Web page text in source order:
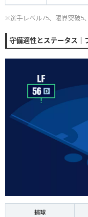
※選手レベル75、限界突破5
守備適性とステータス｜
捕球